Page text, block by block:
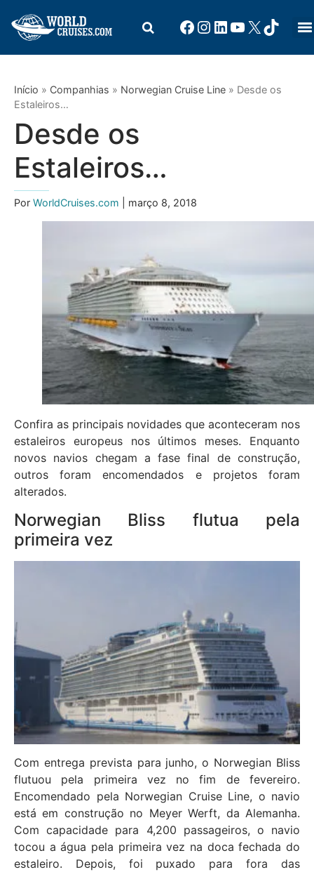
Início » Companhias » Norwegian Cruise Line » Desde os
Estaleiros…
Desde os
Estaleiros…
Por WorldCruises.com | março 8, 2018
Confira as principais novidades que aconteceram nos
estaleiros europeus nos últimos meses. Enquanto
novos navios chegam a fase final de construção,
outros foram encomendados e projetos foram
alterados.
Norwegian Bliss flutua pela
primeira vez
Com entrega prevista para junho, o Norwegian Bliss
flutuou pela primeira vez no fim de fevereiro.
Encomendado pela Norwegian Cruise Line, o navio
está em construção no Meyer Werft, da Alemanha.
Com capacidade para 4,200 passageiros, o navio
tocou a água pela primeira vez na doca fechada do
estaleiro. Depois, foi puxado para fora das